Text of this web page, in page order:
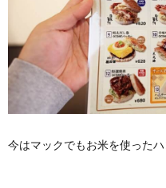
今はマックでもお米を使った